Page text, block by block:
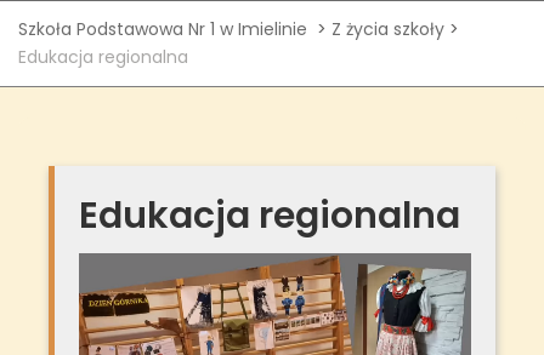
Szkoła Podstawowa Nr 1 w Imielinie > Z życia szkoły >
Edukacja regionalna
Edukacja regionalna